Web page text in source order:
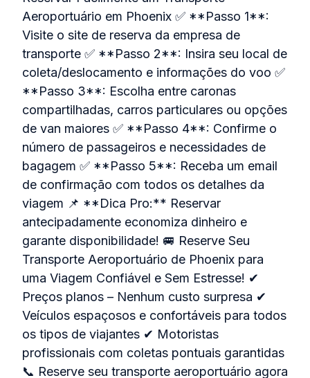
Aeroportuário em Phoenix ✅ **Passo 1**:
Visite o site de reserva da empresa de
transporte ✅ **Passo 2**: Insira seu local de
coleta/deslocamento e informações do voo ✅
**Passo 3**: Escolha entre caronas
compartilhadas, carros particulares ou opções
de van maiores ✅ **Passo 4**: Confirme o
número de passageiros e necessidades de
bagagem ✅ **Passo 5**: Receba um email
de confirmação com todos os detalhes da
viagem 📌 **Dica Pro:** Reservar
antecipadamente economiza dinheiro e
garante disponibilidade! 🚐 Reserve Seu
Transporte Aeroportuário de Phoenix para
uma Viagem Confiável e Sem Estresse! ✔
Preços planos – Nenhum custo surpresa ✔
Veículos espaçosos e confortáveis para todos
os tipos de viajantes ✔ Motoristas
profissionais com coletas pontuais garantidas
📞 Reserve seu transporte aeroportuário agora